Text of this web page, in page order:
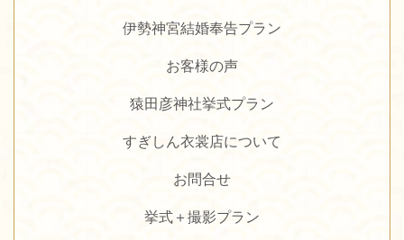
伊勢神宮結婚奉告プラン
お客様の声
猿田彦神社挙式プラン
すぎしん衣裳店について
お問合せ
挙式＋撮影プラン